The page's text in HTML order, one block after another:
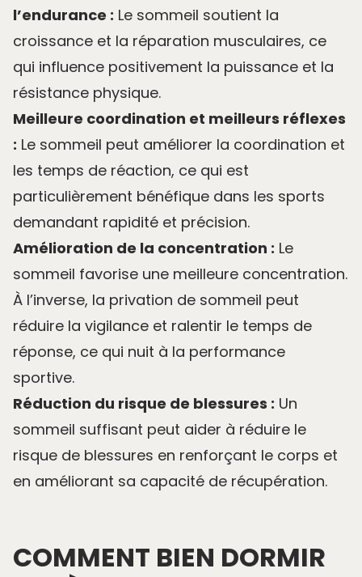
l’endurance : Le sommeil soutient la
croissance et la réparation musculaires, ce
qui influence positivement la puissance et la
résistance physique.
Meilleure coordination et meilleurs réflexes
: Le sommeil peut améliorer la coordination et
les temps de réaction, ce qui est
particulièrement bénéfique dans les sports
demandant rapidité et précision.
Amélioration de la concentration : Le
sommeil favorise une meilleure concentration.
À l’inverse, la privation de sommeil peut
réduire la vigilance et ralentir le temps de
réponse, ce qui nuit à la performance
sportive.
Réduction du risque de blessures : Un
sommeil suffisant peut aider à réduire le
risque de blessures en renforçant le corps et
en améliorant sa capacité de récupération.
COMMENT BIEN DORMIR